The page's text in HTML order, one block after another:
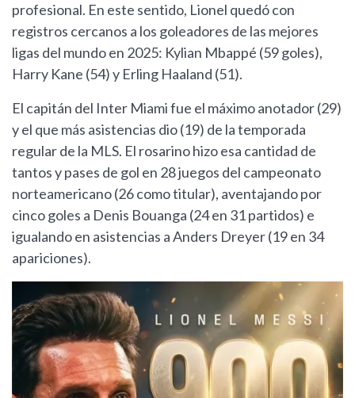
profesional. En este sentido, Lionel quedó con
registros cercanos a los goleadores de las mejores
ligas del mundo en 2025: Kylian Mbappé (59 goles),
Harry Kane (54) y Erling Haaland (51).
El capitán del Inter Miami fue el máximo anotador (29)
y el que más asistencias dio (19) de la temporada
regular de la MLS. El rosarino hizo esa cantidad de
tantos y pases de gol en 28 juegos del campeonato
norteamericano (26 como titular), aventajando por
cinco goles a Denis Bouanga (24 en 31 partidos) e
igualando en asistencias a Anders Dreyer (19 en 34
apariciones).